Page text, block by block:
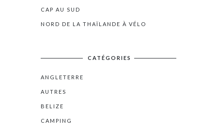
CAP AU SUD
NORD DE LA THAÏLANDE À VÉLO
CATÉGORIES
ANGLETERRE
AUTRES
BELIZE
CAMPING